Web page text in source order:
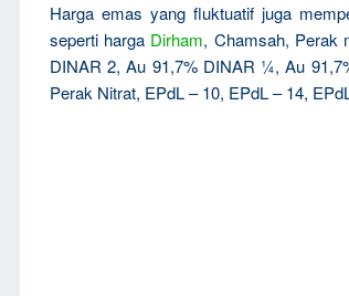
Harga emas yang fluktuatif juga
seperti harga Dirham, Chamsah,
DINAR 2, Au 91,7% DINAR ¼, Au
Perak Nitrat, EPdL – 10, EPdL – 14,